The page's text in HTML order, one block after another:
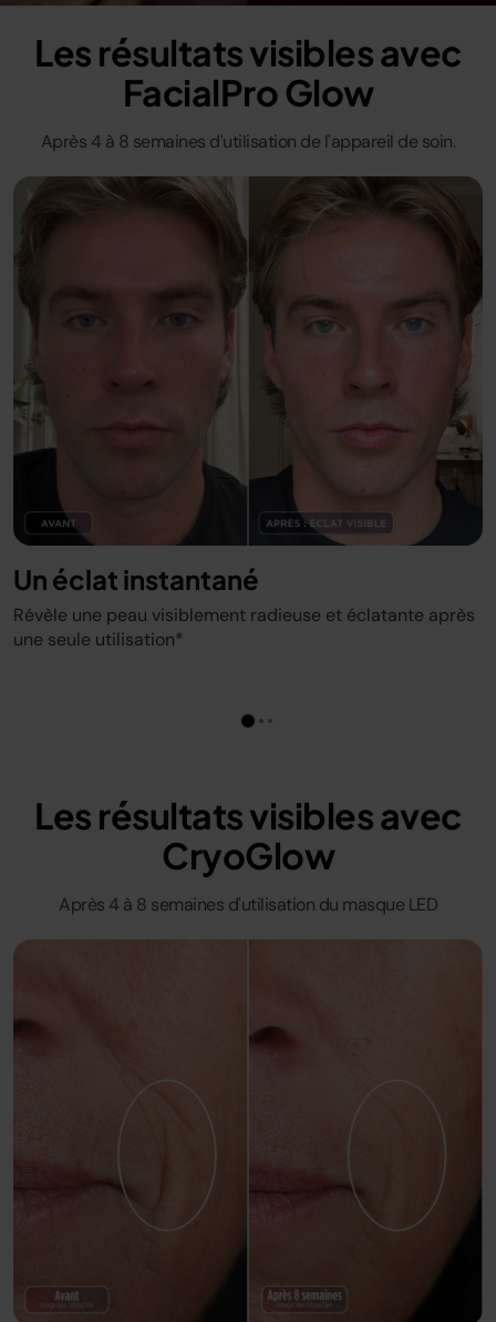
Les résultats visibles avec
FacialPro Glow
Après 4 à 8 semaines d'utilisation de l'appareil de soin.
Un éclat instantané
Révèle une peau visiblement radieuse et éclatante après
une seule utilisation*
Les résultats visibles avec
CryoGlow
Après 4 à 8 semaines d'utilisation du masque LED